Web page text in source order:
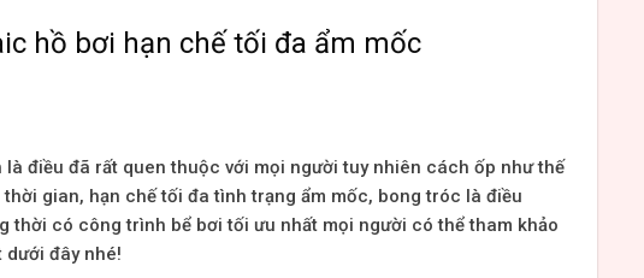
hồ bơi hạn chế tối đa ẩm mốc
điều đã rất quen thuộc với mọi người tuy nhiên cách ốp như thế
gian, hạn chế tối đa tình trạng ẩm mốc, bong tróc là điều
thời có công trình bể bơi tối ưu nhất mọi người có thể tham khảo
đây nhé!